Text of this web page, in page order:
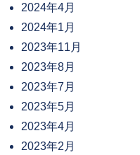
2024年4月
2024年1月
2023年11月
2023年8月
2023年7月
2023年5月
2023年4月
2023年2月